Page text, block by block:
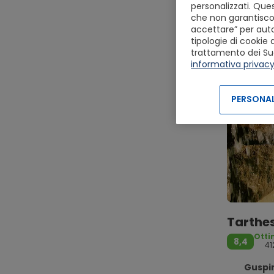
8,4
personalizzati.
che non
accettare” per
tipologie di cookie
trattamento dei
informativa privacy